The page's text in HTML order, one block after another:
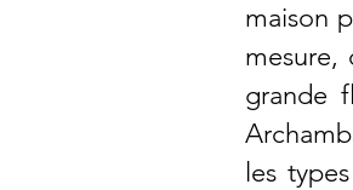
maison
mesure,
grande
les